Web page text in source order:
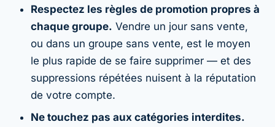
Respectez les règles de promotion propres à
chaque groupe. Vendre un jour sans vente,
ou dans un groupe sans vente, est le moyen
le plus rapide de se faire supprimer — et des
suppressions répétées nuisent à la réputation
de votre compte.
Ne touchez pas aux catégories interdites.